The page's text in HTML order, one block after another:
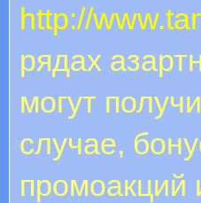
http://
рядах
могут
случае,
промоакций